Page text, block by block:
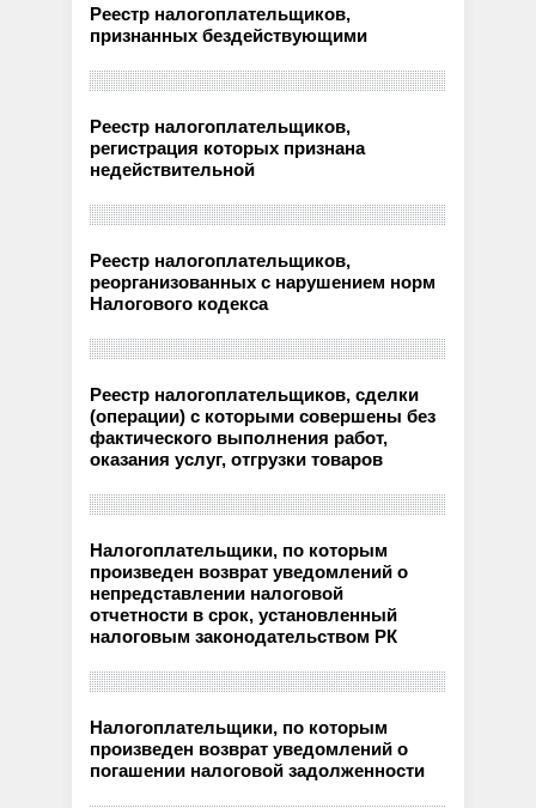
Реестр налогоплательщиков,
признанных бездействующими
Реестр налогоплательщиков,
регистрация которых признана
недействительной
Реестр налогоплательщиков,
реорганизованных с нарушением норм
Налогового кодекса
Реестр налогоплательщиков, сделки
(операции) с которыми совершены без
фактического выполнения работ,
оказания услуг, отгрузки товаров
Налогоплательщики, по которым
произведен возврат уведомлений о
непредставлении налоговой
отчетности в срок, установленный
налоговым законодательством РК
Налогоплательщики, по которым
произведен возврат уведомлений о
погашении налоговой задолженности